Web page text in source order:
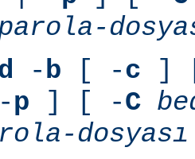
-b [ -c ]
p ] [ -C
dosyası